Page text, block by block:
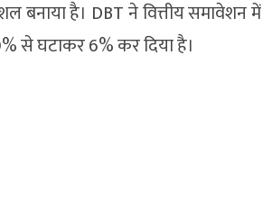
बनाया है। DBT ने वित्तीय समावेशन में
से घटाकर 6% कर दिया है।